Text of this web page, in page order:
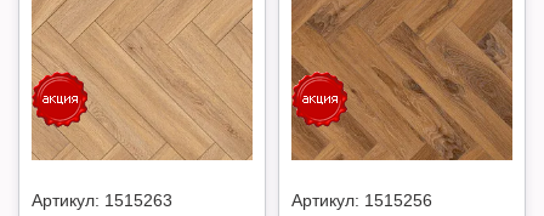
Артикул: 1515263 Артикул: 1515256